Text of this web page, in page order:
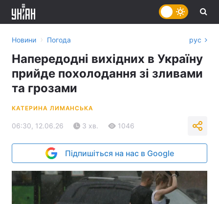
Новини › Погода рус
Напередодні вихідних в Україну
прийде похолодання зі зливами
та грозами
КАТЕРИНА ЛИМАНСЬКА
06:30, 12.06.26 3 хв. 1046
Підпишіться на нас в Google